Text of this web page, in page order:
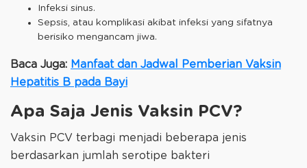
Infeksi sinus.
Sepsis, atau komplikasi akibat infeksi yang sifatnya
berisiko mengancam jiwa.
Baca Juga: Manfaat dan Jadwal Pemberian Vaksin
Hepatitis B pada Bayi
Apa Saja Jenis Vaksin PCV?
Vaksin PCV terbagi menjadi beberapa jenis
berdasarkan jumlah serotipe bakteri